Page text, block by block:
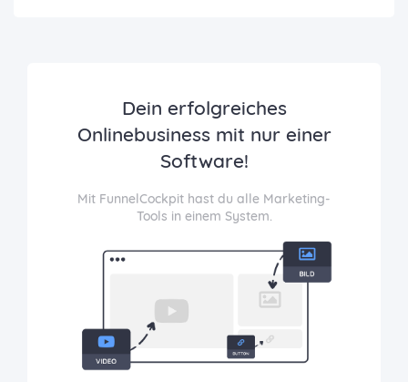
Dein erfolgreiches
Onlinebusiness mit nur einer
Software!
Mit FunnelCockpit hast du alle Marketing-
Tools in einem System.